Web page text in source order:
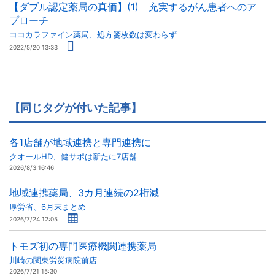
【ダブル認定薬局の真価】(1) 充実するがん患者へのア
プローチ
ココカラファイン薬局、処方箋枚数は変わらず
2022/5/20 13:33
【同じタグが付いた記事】
各1店舗が地域連携と専門連携に
クオールHD、健サポは新たに7店舗
2026/8/3 16:46
地域連携薬局、3カ月連続の2桁減
厚労省、6月末まとめ
2026/7/24 12:05
トモズ初の専門医療機関連携薬局
川崎の関東労災病院前店
2026/7/21 15:30